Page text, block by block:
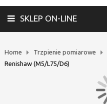
SKLEP ON-LINE
Home Trzpienie pomiarowe
Renishaw (M5/L75/D6)